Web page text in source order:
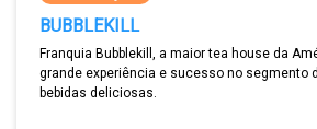
BUBBLEKILL
Franquia Bubblekill, a maior tea house da
grande experiência e sucesso no segmento
bebidas deliciosas.